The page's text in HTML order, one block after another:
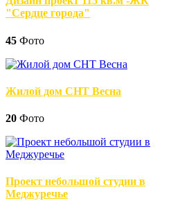
"Сердце города"
45 Фото
Жилой дом СНТ Весна
20 Фото
Проект небольшой студии в
Меджуречье